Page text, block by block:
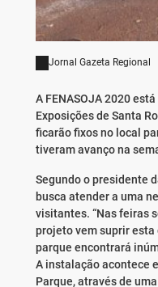
Jornal Gazeta Regional
A FENASOJA 2020
Exposições de Santa
ficarão fixos no local
tiveram avanço na
Segundo o presidente
busca atender a uma
visitantes. “Nas feiras
projeto vem suprir
parque encontrará
A instalação acontece
Parque, através de